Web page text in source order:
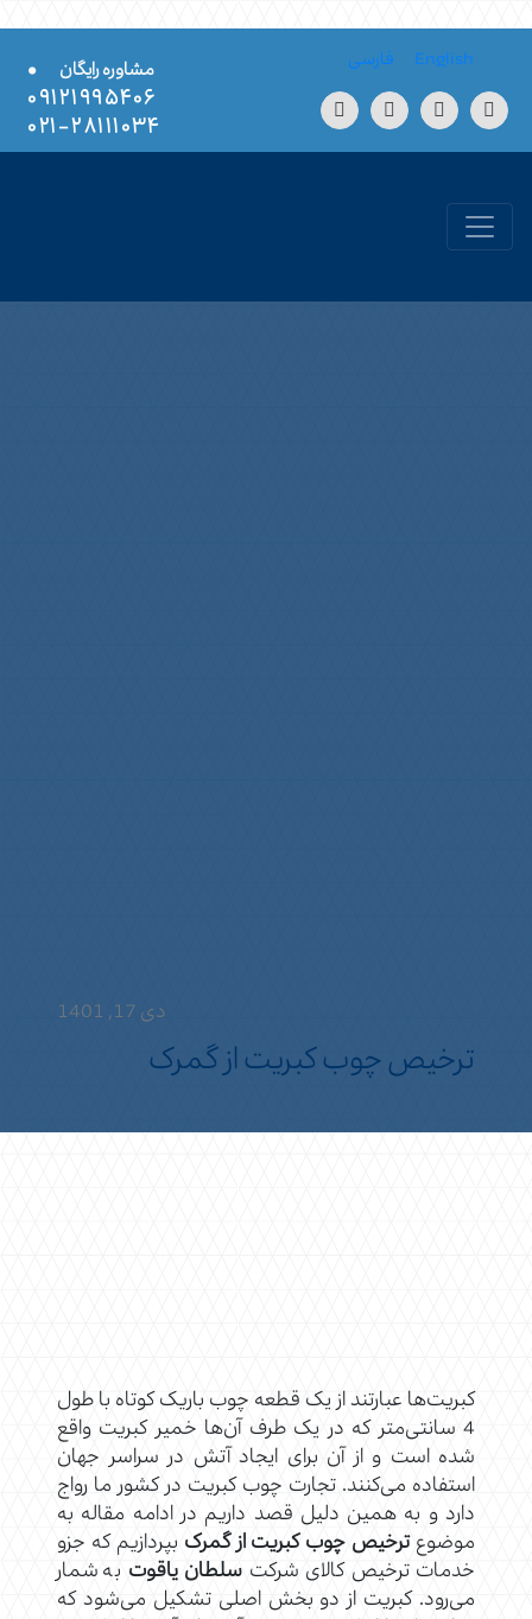
English فارسی مشاوره رایگان
•
۰۹۱۲۱۹۹۵۴۰۶
۲۸۱۱۱۰۳۴-۰۲۱
دی 17, 1401
ترخیص چوب کبریت از گمرک
کبریت‌ها عبارتند از یک قطعه چوب باریک کوتاه با طول
4 سانتی‌متر که در یک طرف آن‌ها خمیر کبریت واقع
شده است و از آن برای ایجاد آتش در سراسر جهان
استفاده می‌کنند. تجارت چوب کبریت در کشور ما رواج
دارد و به همین دلیل قصد داریم در ادامه مقاله به
موضوعترخیص چوب کبریت از گمرک بپردازیم که جزو
خدمات ترخیص کالای شرکت سلطان یاقوت به شمار
می‌رود. کبریت از دو بخش اصلی تشکیل می‌شود که